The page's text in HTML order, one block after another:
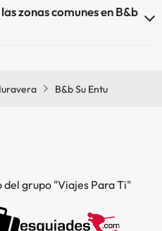
zonas comunes en B&b
B&b Su Entu
grupo "Viajes Para Ti"